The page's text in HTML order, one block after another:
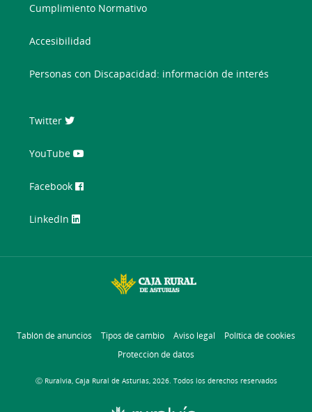
Cumplimiento Normativo
Accesibilidad
Personas con Discapacidad: información de interés
Twitter
YouTube
Facebook
LinkedIn
Tablón de anuncios Tipos de cambio Aviso legal
Política de cookies
Protección de datos
Ⓒ Ruralvía, Caja Rural de Asturias, 2026. Todos los derechos reservados